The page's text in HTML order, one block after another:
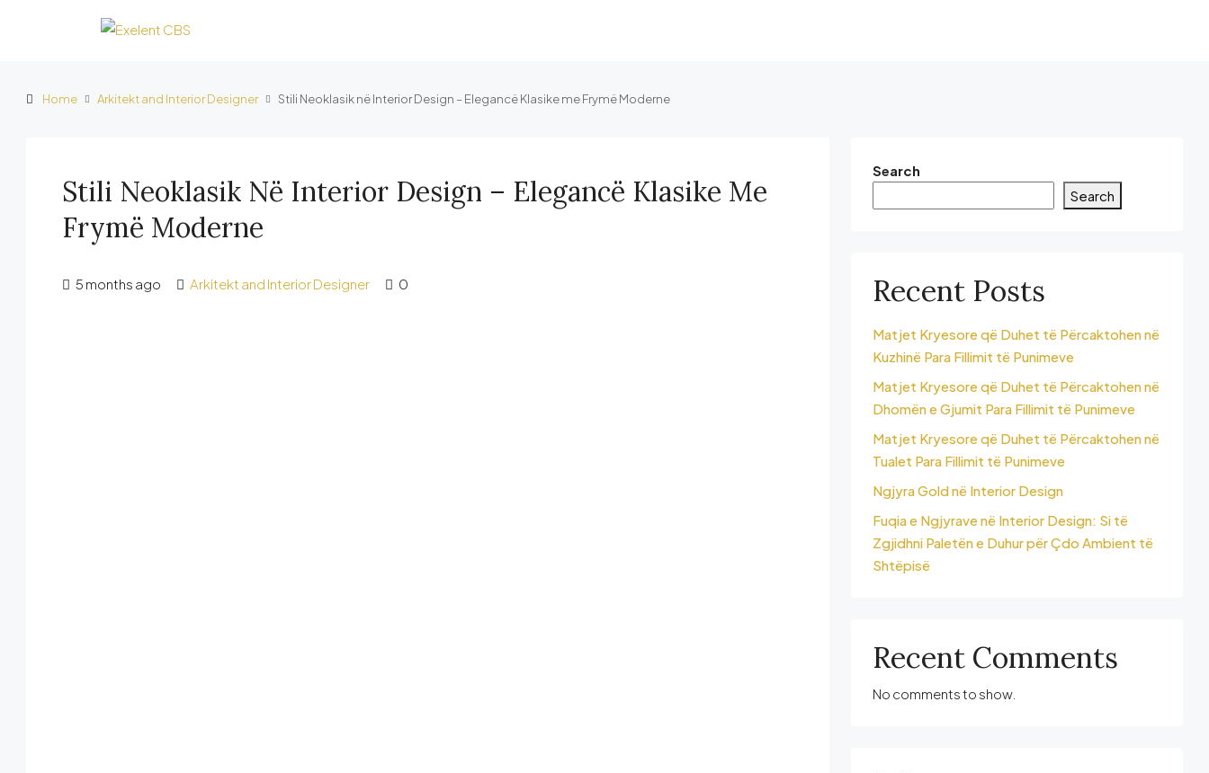
Home Arkitekt and Interior Designer Stili Neoklasik në Interior Design – Elegancë Klasike me Frymë Moderne
Stili Neoklasik Në Interior Design – Elegancë Klasike Me
Frymë Moderne
5 months ago Arkitekt and Interior Designer 0
Search
Search
Recent Posts
Matjet Kryesore që Duhet të Përcaktohen në
Kuzhinë Para Fillimit të Punimeve
Matjet Kryesore që Duhet të Përcaktohen në
Dhomën e Gjumit Para Fillimit të Punimeve
Matjet Kryesore që Duhet të Përcaktohen në
Tualet Para Fillimit të Punimeve
Ngjyra Gold në Interior Design
Fuqia e Ngjyrave në Interior Design: Si të
Zgjidhni Paletën e Duhur për Çdo Ambient të
Shtëpisë
Recent Comments
No comments to show.